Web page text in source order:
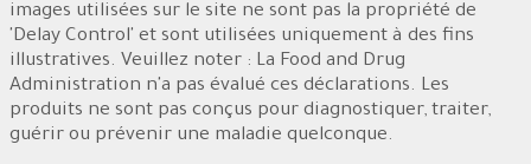
images utilisées sur le site ne sont pas la propriété de
'Delay Control' et sont utilisées uniquement à des fins
illustratives. Veuillez noter : La Food and Drug
Administration n'a pas évalué ces déclarations. Les
produits ne sont pas conçus pour diagnostiquer, traiter,
guérir ou prévenir une maladie quelconque.